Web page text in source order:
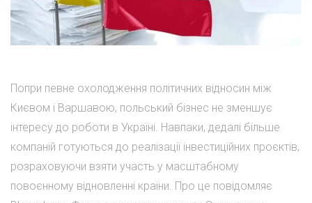
Попри певне охолодження політичних відносин між
Києвом і Варшавою, польський бізнес не зменшує
інтересу до роботи в Україні. Навпаки, дедалі більше
компаній готуються до реалізації інвестиційних проєктів,
розраховуючи взяти участь у масштабному
повоєнному відновленні країни. Про це повідомляє